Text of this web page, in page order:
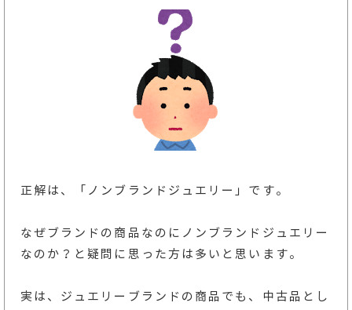
正解は、「ノンブランドジュエリー」です。
なぜブランドの商品なのにノンブランドジュエリー
なのか？と疑問に思った方は多いと思います。
実は、ジュエリーブランドの商品でも、中古品とし